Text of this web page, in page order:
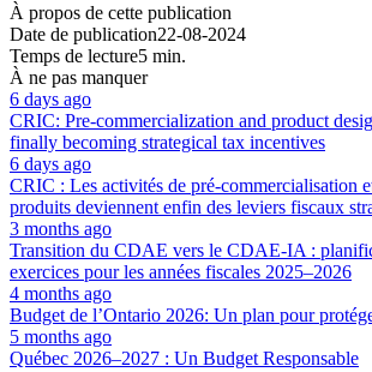
À propos de cette publication
Date de publication22-08-2024
Temps de lecture5 min.
À ne pas manquer
6 days ago
CRIC: Pre-commercialization and product
finally becoming strategical tax incentives
6 days ago
CRIC : Les activités de pré-commercialisation
produits deviennent enfin des leviers fiscaux
3 months ago
Transition du CDAE vers le CDAE‑IA :
exercices pour les années fiscales 2025–2026
4 months ago
Budget de l’Ontario 2026: Un plan pour
5 months ago
Québec 2026–2027 : Un Budget Responsable